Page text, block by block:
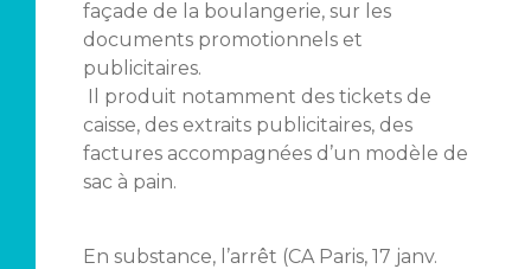
façade de la boulangerie, sur les
documents promotionnels et
publicitaires.
Il produit notamment des tickets de
caisse, des extraits publicitaires, des
factures accompagnées d’un modèle de
sac à pain.
En substance, l’arrêt (CA Paris, 17 janv.